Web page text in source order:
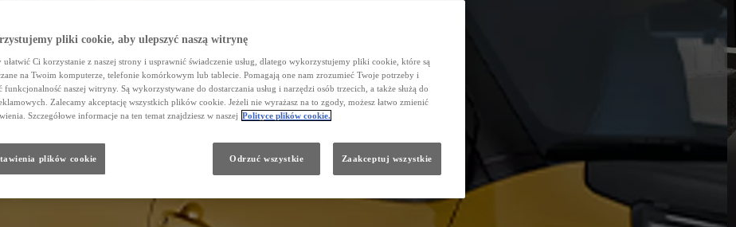
pliki cookie, aby ulepszyć naszą witrynę
ułatwić Ci korzystanie z naszej strony i usprawnić świadczenie usług, dlatego wykorzystujemy pliki cookie, które są
na Twoim komputerze, telefonie komórkowym lub tablecie. Pomagają one nam zrozumieć Twoje potrzeby i
funkcjonalność naszej witryny. Są wykorzystywane do dostarczania usług i narzędzi osób trzecich, a także służą do
Zalecamy akceptację wszystkich plików cookie. Jeżeli nie wyrażasz na to zgody, możesz łatwo zmienić
Szczegółowe informacje na ten temat znajdziesz w naszej Polityce plików cookie.
Odrzuć wszystkie Zaakceptuj wszystkie
plików cookie